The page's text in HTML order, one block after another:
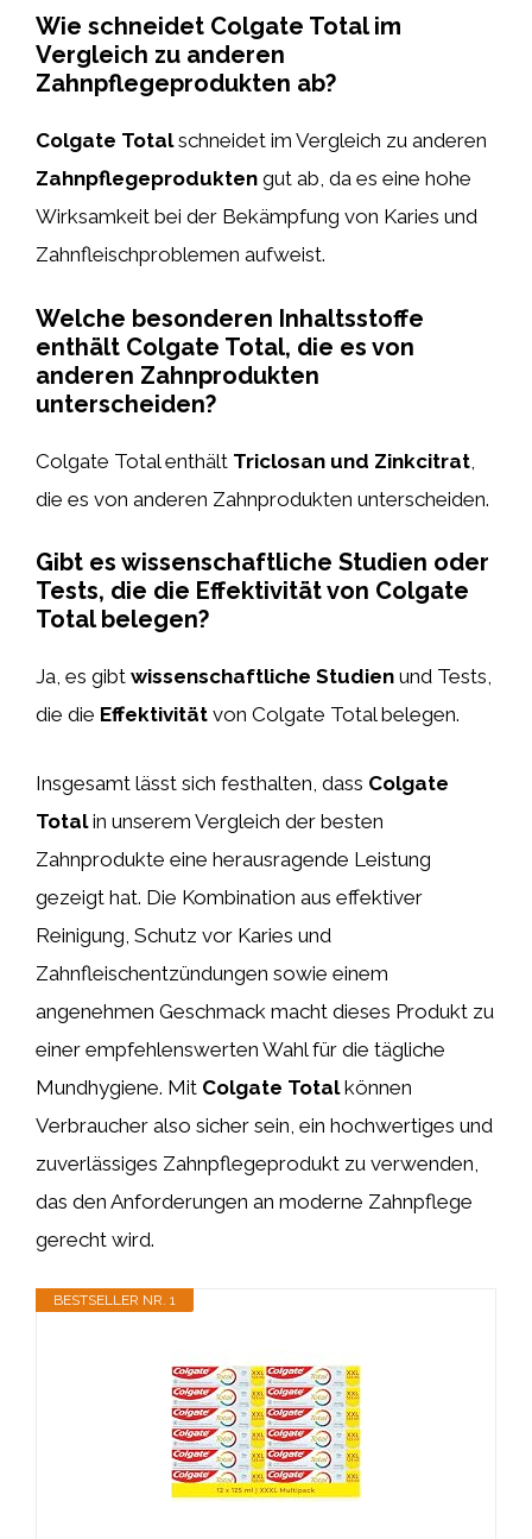
Wie schneidet Colgate Total im
Vergleich zu anderen
Zahnpflegeprodukten ab?
Colgate Totalschneidet im Vergleich zu anderen
Zahnpflegeprodukten gut ab, da es eine hohe
Wirksamkeit bei der Bekämpfung von Karies und
Zahnfleischproblemen aufweist.
Welche besonderen Inhaltsstoffe
enthält Colgate Total, die es von
anderen Zahnprodukten
unterscheiden?
Colgate Total enthält Triclosan und Zinkcitrat
die es von anderen Zahnprodukten unterscheiden.
Gibt es wissenschaftliche Studien oder
Tests, die die Effektivität von Colgate
Total belegen?
Ja, es gibt wissenschaftliche Studien und Tests,
die die Effektivität von Colgate Total belegen.
Insgesamt lässt sich festhalten, dass Colgate
Totalin unserem Vergleich der besten
Zahnprodukte eine herausragende Leistung
gezeigt hat. Die Kombination aus effektiver
Reinigung, Schutz vor Karies und
Zahnfleischentzündungen sowie einem
angenehmen Geschmack macht dieses Produkt zu
einer empfehlenswerten Wahl für die tägliche
Mundhygiene. Mit Colgate Totalkönnen
Verbraucher also sicher sein, ein hochwertiges und
zuverlässiges Zahnpflegeprodukt zu verwenden,
das den Anforderungen an moderne Zahnpflege
gerecht wird.
BESTSELLER NR. 1